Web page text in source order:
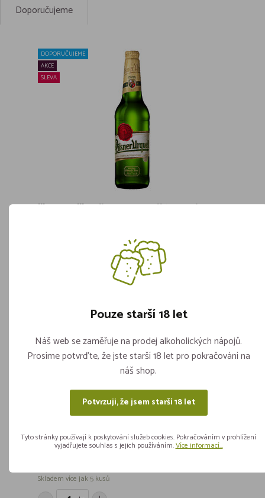
Doporučujeme
DOPORUČUJEME
AKCE
SLEVA
!!! AKCE !!! - Pilsner Urquell VL 0,5l
25,90 Vložit do košíku
SLEVA
Skladem více jak 5 kusů
Pouze starší 18 let
Náš web se zaměřuje na prodej alkoholických nápojů.
Prosíme potvrďte, že jste starší 18 let pro pokračování na
náš shop.
Potvrzuji, že jsem starší 18 let
Tyto stránky používají k poskytování služeb cookies. Pokračováním v prohlížení
vyjadřujete souhlas s jejich používáním.Více informací...